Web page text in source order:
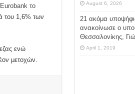
Eurobank το
του 1,6% των
ενώ
μετοχών.
August 6, 2026
21 ακόμα
ανακοίνωσε ο
Θεσσαλονίκης,
April 1, 2019